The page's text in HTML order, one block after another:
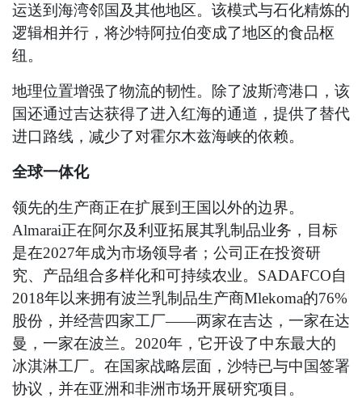
运送到海湾邻国及其他地区。该模式与石化精炼的
逻辑相并行，将沙特阿拉伯变成了地区的食品枢
纽。
地理位置增强了物流的韧性。除了波斯湾港口，该
国还通过吉达获得了进入红海的通道，提供了替代
进口路线，减少了对霍尔木兹海峡的依赖。
全球一体化
领先的生产商正在扩展到王国以外的边界。
Almarai正在阿尔及利亚拓展其乳制品业务，目标
是在2027年成为市场领导者；公司正在投资研
究、产品组合多样化和可持续农业。SADAFCO自
2018年以来拥有波兰乳制品生产商Mlekoma的76%
股份，并经营四家工厂——两家在吉达，一家在达
曼，一家在波兰。2020年，它开设了中东最大的
冰淇淋工厂。在国家战略层面，沙特已与中国签署
协议，并在亚洲和非洲市场开展研究项目。